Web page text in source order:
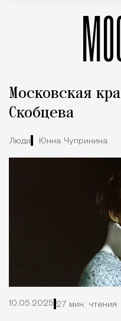
Московская
Скобцева
Люди Юнна Чупринина
10.05.2025 27 мин. чтения